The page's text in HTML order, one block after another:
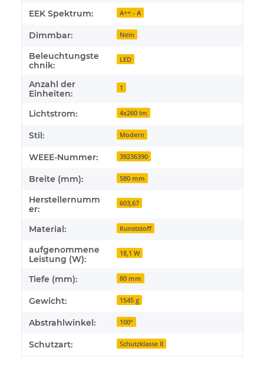
EEK Spektrum: A++ - A
Dimmbar: Nein
Beleuchtungste
chnik:
LED
Anzahl der
Einheiten:
1
Lichtstrom: 4x260 lm
Stil: Modern
WEEE-Nummer: 39236390
Breite (mm): 580 mm
Herstellernumm
er:
603,67
Material: Kunststoff
aufgenommene
Leistung (W):
18,1 W
Tiefe (mm): 80 mm
Gewicht: 1545 g
Abstrahlwinkel: 100°
Schutzart: Schutzklasse II